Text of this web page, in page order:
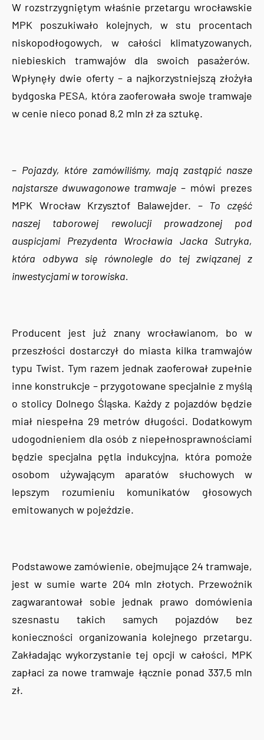
W rozstrzygniętym właśnie przetargu wrocławskie
MPK poszukiwało kolejnych, w stu procentach
niskopodłogowych, w całości klimatyzowanych,
niebieskich tramwajów dla swoich pasażerów.
Wpłynęły dwie oferty – a najkorzystniejszą złożyła
bydgoska PESA, która zaoferowała swoje tramwaje
w cenie nieco ponad 8,2 mln zł za sztukę.
– Pojazdy, które zamówiliśmy, mają zastąpić nasze
najstarsze dwuwagonowe tramwaje – mówi prezes
MPK Wrocław Krzysztof Balawejder. – To część
naszej taborowej rewolucji prowadzonej pod
auspicjami Prezydenta Wrocławia Jacka Sutryka,
która odbywa się równolegle do tej związanej z
inwestycjami w torowiska.
Producent jest już znany wrocławianom, bo w
przeszłości dostarczył do miasta kilka tramwajów
typu Twist. Tym razem jednak zaoferował zupełnie
inne konstrukcje – przygotowane specjalnie z myślą
o stolicy Dolnego Śląska. Każdy z pojazdów będzie
miał niespełna 29 metrów długości. Dodatkowym
udogodnieniem dla osób z niepełnosprawnościami
będzie specjalna pętla indukcyjna, która pomoże
osobom używającym aparatów słuchowych w
lepszym rozumieniu komunikatów głosowych
emitowanych w pojeździe.
Podstawowe zamówienie, obejmujące 24 tramwaje,
jest w sumie warte 204 mln złotych. Przewoźnik
zagwarantował sobie jednak prawo domówienia
szesnastu takich samych pojazdów bez
konieczności organizowania kolejnego przetargu.
Zakładając wykorzystanie tej opcji w całości, MPK
zapłaci za nowe tramwaje łącznie ponad 337,5 mln
zł.